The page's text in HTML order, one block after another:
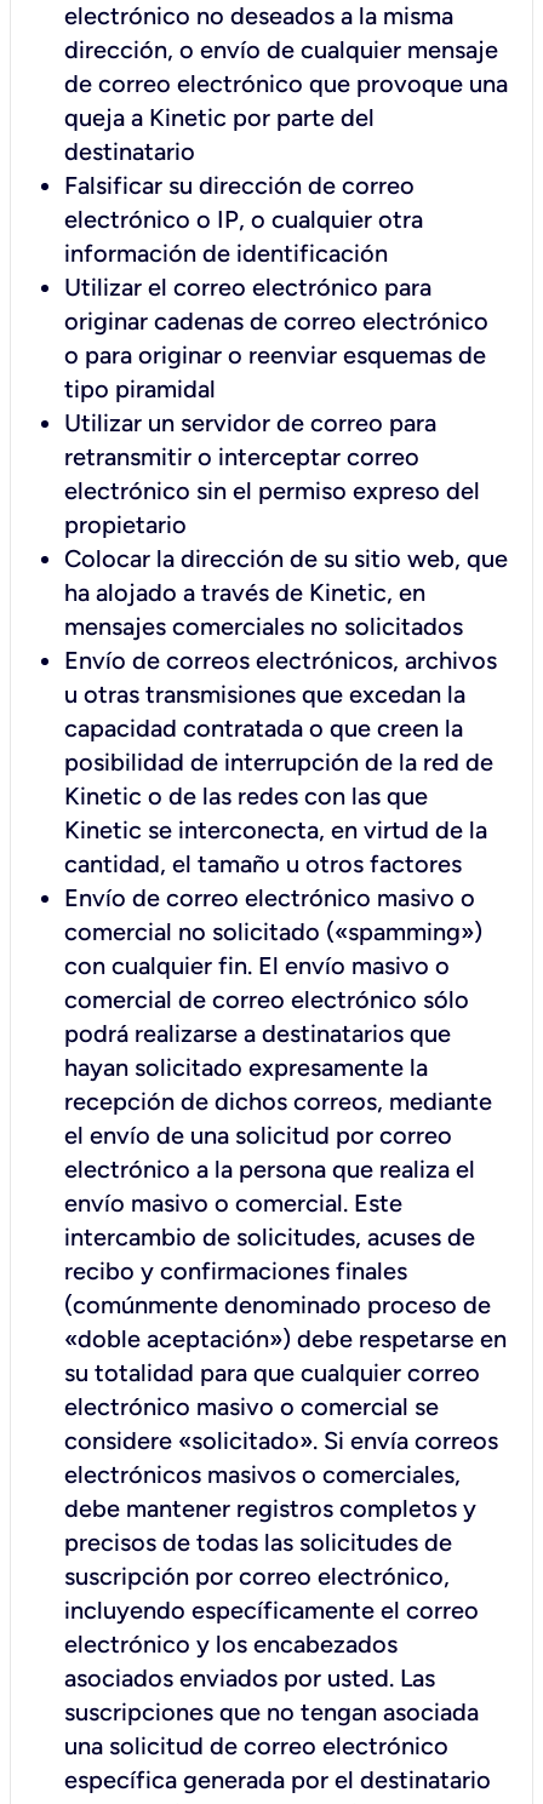
electrónico no deseados a la misma
dirección, o envío de cualquier mensaje
de correo electrónico que provoque una
queja a Kinetic por parte del
destinatario
Falsificar su dirección de correo
electrónico o IP, o cualquier otra
información de identificación
Utilizar el correo electrónico para
originar cadenas de correo electrónico
o para originar o reenviar esquemas de
tipo piramidal
Utilizar un servidor de correo para
retransmitir o interceptar correo
electrónico sin el permiso expreso del
propietario
Colocar la dirección de su sitio web, que
ha alojado a través de Kinetic, en
mensajes comerciales no solicitados
Envío de correos electrónicos, archivos
u otras transmisiones que excedan la
capacidad contratada o que creen la
posibilidad de interrupción de la red de
Kinetic o de las redes con las que
Kinetic se interconecta, en virtud de la
cantidad, el tamaño u otros factores
Envío de correo electrónico masivo o
comercial no solicitado («spamming»)
con cualquier fin. El envío masivo o
comercial de correo electrónico sólo
podrá realizarse a destinatarios que
hayan solicitado expresamente la
recepción de dichos correos, mediante
el envío de una solicitud por correo
electrónico a la persona que realiza el
envío masivo o comercial. Este
intercambio de solicitudes, acuses de
recibo y confirmaciones finales
(comúnmente denominado proceso de
«doble aceptación») debe respetarse en
su totalidad para que cualquier correo
electrónico masivo o comercial se
considere «solicitado». Si envía correos
electrónicos masivos o comerciales,
debe mantener registros completos y
precisos de todas las solicitudes de
suscripción por correo electrónico,
incluyendo específicamente el correo
electrónico y los encabezados
asociados enviados por usted. Las
suscripciones que no tengan asociada
una solicitud de correo electrónico
específica generada por el destinatario